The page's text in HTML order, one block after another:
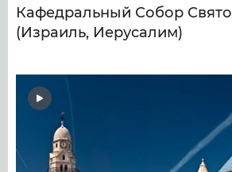
Кафедральный Собор
(Израиль, Иерусалим)